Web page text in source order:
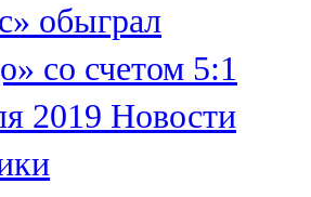
обыграл
со счетом 5:1
2019 Новости